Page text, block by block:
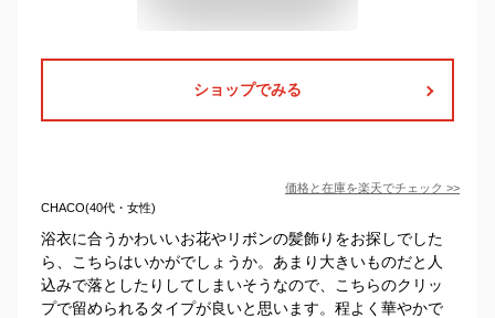
ショップでみる
価格と在庫を楽天でチェック >>
CHACO(40代・女性)
浴衣に合うかわいいお花やリボンの髪飾りをお探しでした
ら、こちらはいかがでしょうか。あまり大きいものだと人
込みで落としたりしてしまいそうなので、こちらのクリッ
プで留められるタイプが良いと思います。程よく華やかで